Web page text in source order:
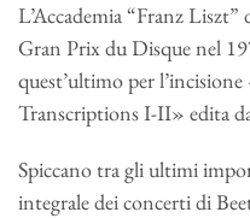
L’Accademia “Franz
Gran Prix du Disque nel
quest’ultimo per
Transcriptions I-II» edita
Spiccano tra gli ultimi
integrale dei concerti di